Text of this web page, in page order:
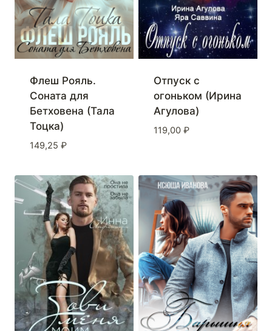
Флеш Рояль.
Соната для
Бетховена (Тала
Тоцка)
149,25 ₽
Отпуск с
огоньком (Ирина
Агулова)
119,00 ₽